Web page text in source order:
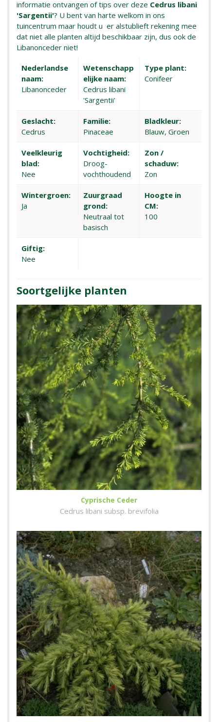
informatie ontvangen of tips over deze Cedrus libani
'Sargentii'? U bent van harte welkom in ons
tuincentrum maar houdt u er alstublieft rekening mee
dat niet alle planten altijd beschikbaar zijn, dus ook de
Libanonceder niet!
Nederlandse
naam:
Libanonceder
Wetenschapp
elijke naam:
Cedrus libani
'Sargentii'
Type plant:
Conifeer
Geslacht:
Cedrus
Familie:
Pinaceae
Bladkleur:
Blauw, Groen
Veelkleurig
blad:
Nee
Vochtigheid:
Droog-
vochthoudend
Zon /
schaduw:
Zon
Wintergroen:
Ja
Zuurgraad
grond:
Neutraal tot
basisch
Hoogte in
CM:
100
Giftig:
Nee
Soortgelijke planten
Cyprische Ceder
Cedrus libani subsp. brevifolia